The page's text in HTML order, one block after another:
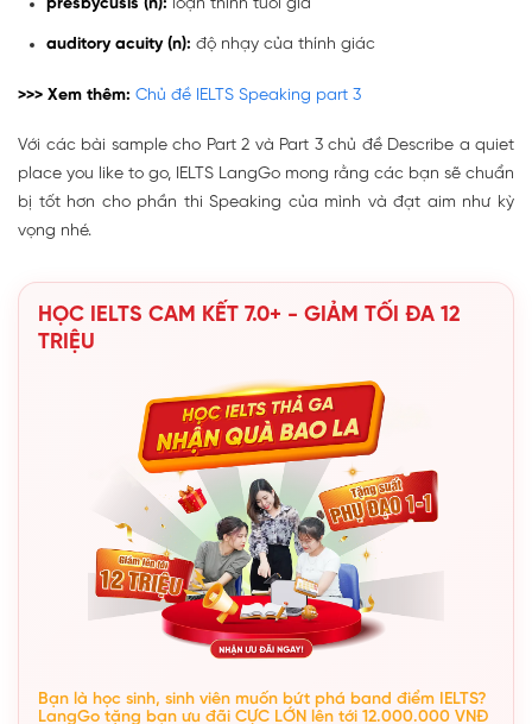
presbycusis (n): loạn thính tuổi già
auditory acuity (n): độ nhạy của thính giác
>>> Xem thêm: Chủ đề IELTS Speaking part 3
Với các bài sample cho Part 2 và Part 3 chủ đề Describe a quiet
place you like to go, IELTS LangGo mong rằng các bạn sẽ chuẩn
bị tốt hơn cho phần thi Speaking của mình và đạt aim như kỳ
vọng nhé.
HỌC IELTS CAM KẾT 7.0+ - GIẢM TỐI ĐA 12
TRIỆU
Bạn là học sinh, sinh viên muốn bứt phá band điểm IELTS?
LangGo tặng bạn ưu đãi CỰC LỚN lên tới 12.000.000 VNĐ